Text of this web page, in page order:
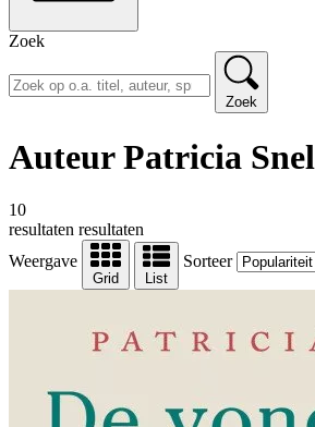
Zoek
Zoek
Auteur Patricia Snel
10
resultaten resultaten
Weergave
Grid List
Sorteer